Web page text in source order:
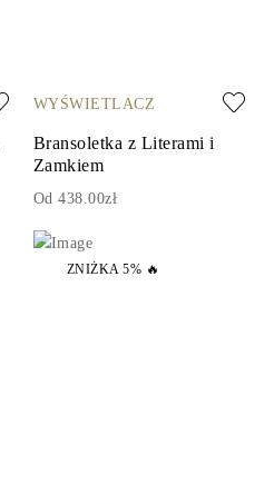
WYŚWIETLACZ
Bransoletka z Literami i
Zamkiem
Od 438.00zł
ZNIŻKA 5% 🔥